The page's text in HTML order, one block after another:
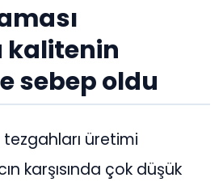
kalitenin
sebep oldu
tezgahları üretimi
karşısında çok düşük